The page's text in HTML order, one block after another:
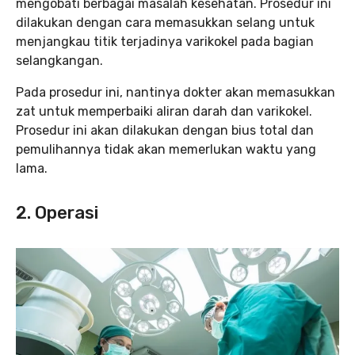
mengobati berbagai masalah kesehatan. Prosedur ini
dilakukan dengan cara memasukkan selang untuk
menjangkau titik terjadinya varikokel pada bagian
selangkangan.
Pada prosedur ini, nantinya dokter akan memasukkan
zat untuk memperbaiki aliran darah dan varikokel.
Prosedur ini akan dilakukan dengan bius total dan
pemulihannya tidak akan memerlukan waktu yang
lama.
2. Operasi